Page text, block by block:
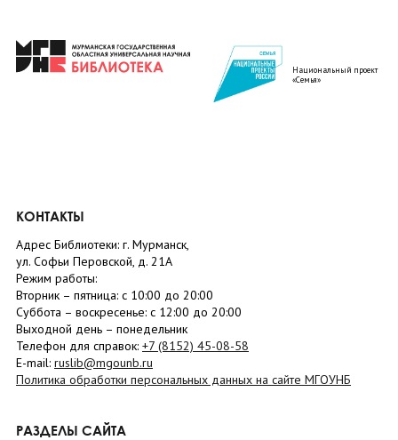
Национальный проект
«Семья»
КОНТАКТЫ
Адрес Библиотеки: г. Мурманск,
ул. Софьи Перовской, д. 21А
Режим работы:
Вторник – пятница: с 10:00 до 20:00
Суббота – воскресенье: c 12:00 до 20:00
Выходной день – понедельник
Телефон для справок: +7 (8152) 45-08-58
E-mail: ruslib@mgounb.ru
Политика обработки персональных данных на сайте МГОУНБ
РАЗДЕЛЫ САЙТА